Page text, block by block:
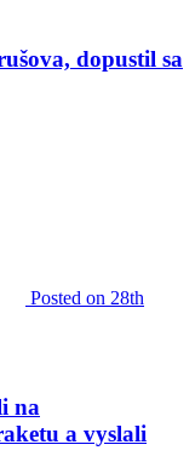
dopustil sa
Posted on 28th
na
a vyslali